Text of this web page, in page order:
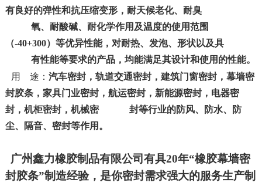
有良好的弹性和抗压缩变形，耐天候老化、耐臭
氧、耐酸碱、耐化学作用及温度的使用范围
（-40+300）等优异性能，对耐热、发泡、形状以及具
有性能等要求的产品，均能满足其设计和使用的性能。
用 途： 汽车密封，轨道交通密封，建筑门窗密封，幕墙密
封胶条，家具门业密封，航运密封，新能源密封，电器密
封，机柜密封，机械密 封等行业的防风、防水、防
尘、隔音、密封等作用。
广州鑫力橡胶制品有限公司有具20年“橡胶幕墙密
封胶条”制造经验，是你密封需求强大的服务生产制